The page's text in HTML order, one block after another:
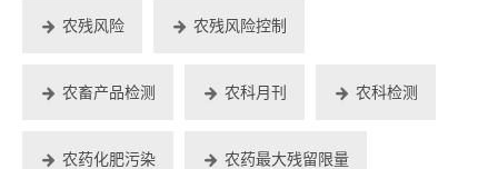
农残风险 农残风险控制
农畜产品检测 农科月刊 农科检测
农药化肥污染 农药最大残留限量